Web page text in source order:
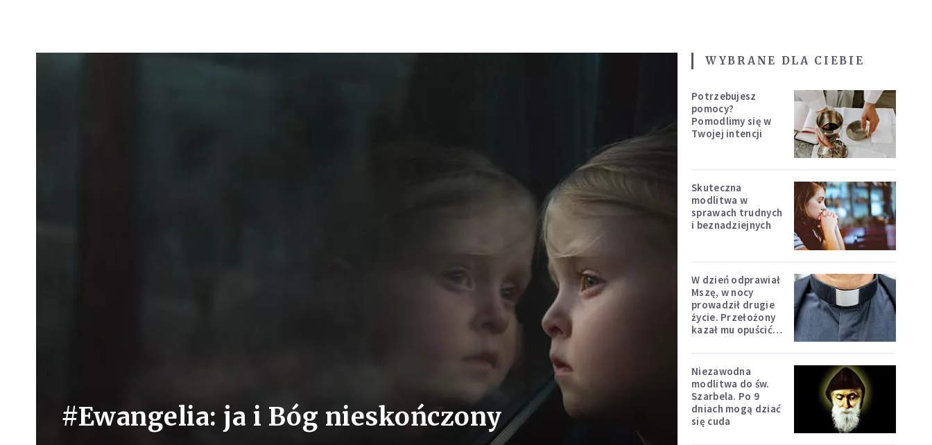
#Ewangelia: ja i Bóg nieskończony
WYBRANE DLA CIEBIE
Potrzebujesz
pomocy?
Pomodlimy się w
Twojej intencji
Skuteczna
modlitwa w
sprawach trudnych
i beznadziejnych
W dzień odprawiał
Mszę, w nocy
prowadził drugie
życie. Przełożony
kazał mu opuścić
Niezawodna
modlitwa do św.
Szarbela. Po 9
dniach mogą dziać
się cuda